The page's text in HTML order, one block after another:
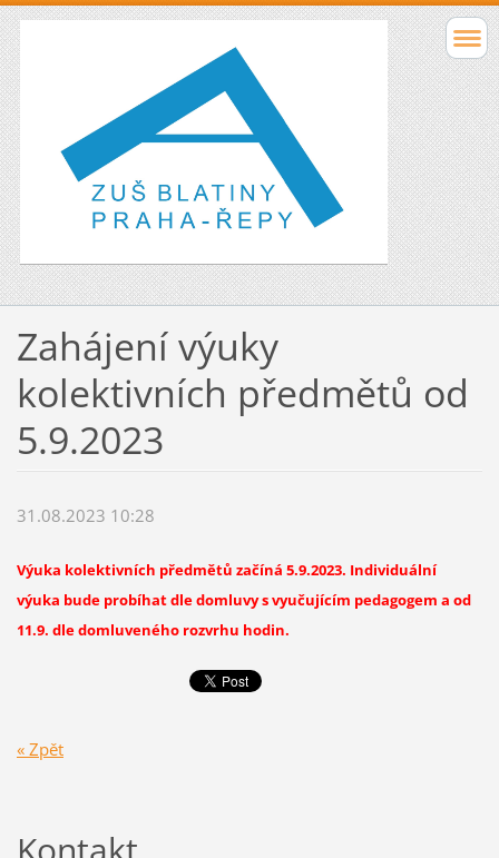
Zahájení výuky
kolektivních předmětů od
5.9.2023
31.08.2023 10:28
Výuka kolektivních předmětů začíná 5.9.2023. Individuální
výuka bude probíhat dle domluvy s vyučujícím pedagogem a od
11.9. dle domluveného rozvrhu hodin.
« Zpět